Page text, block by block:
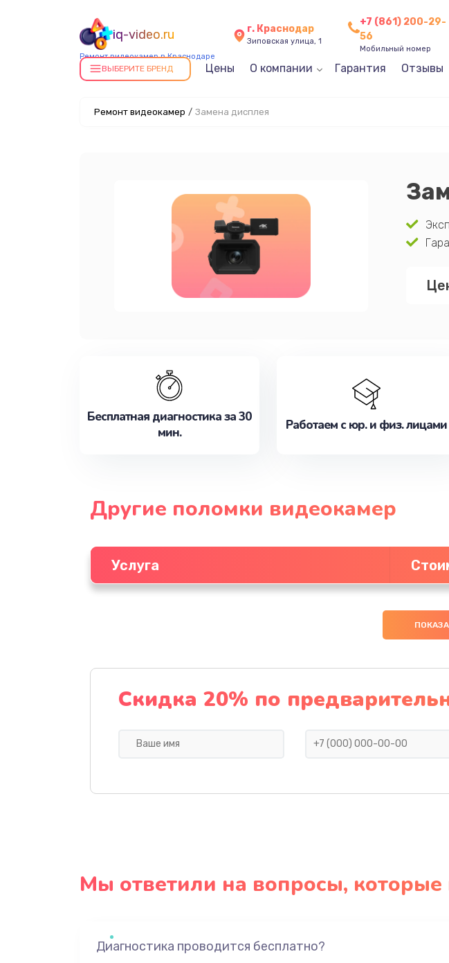
iq-video.ru
Ремонт видеокамер в Краснодаре
г. Краснодар
Зиповская улица, 1
+7 (861) 200-29-
56
Мобильный номер
ВЫБЕРИТЕ БРЕНД Цены О компании Гарантия Отзывы
Ремонт видеокамер / Замена дисплея
Бесплатная диагностика за 30
мин.
Работаем с юр. и физ. лицами
Другие поломки видеокамер
Услуга
Скидка 20% по
Мы ответили на вопросы,
Диагностика проводится бесплатно?